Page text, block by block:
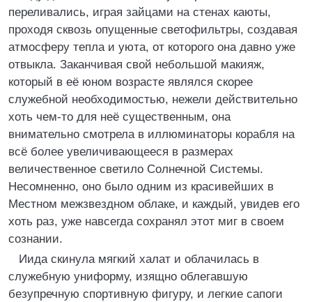
переливались, играя зайцами на стенах каюты,
проходя сквозь опущенные светофильтры, создавая
атмосферу тепла и уюта, от которого она давно уже
отвыкла. Заканчивая свой небольшой макияж,
который в её юном возрасте являлся скорее
служебной необходимостью, нежели действительно
хоть чем-то для неё существенным, она
внимательно смотрела в иллюминаторы корабля на
всё более увеличивающееся в размерах
величественное светило Солнечной Системы.
Несомненно, оно было одним из красивейших в
Местном межзвездном облаке, и каждый, увидев его
хоть раз, уже навсегда сохранял этот миг в своем
сознании.
Иида скинула мягкий халат и облачилась в
служебную униформу, изящно облегавшую
безупречную спортивную фигуру, и легкие сапоги